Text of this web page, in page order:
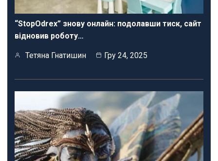
“StopOdrex” знову онлайн: подолавши тиск, сайт
відновив роботу…
Тетяна Гнатишин Гру 24, 2025